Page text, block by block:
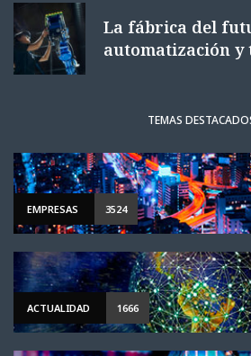
La fábrica del
automatización y
TEMAS
EMPRESAS 3524
ACTUALIDAD 1666